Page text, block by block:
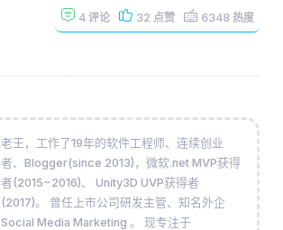
4 评论 32 点赞 6348 热度
老王，工作了19年的软件工程师、连续创业
者、Blogger(since 2013)，微软.net MVP获得
者(2015~2016)、 Unity3D UVP获得者
(2017)。 曾任上市公司研发主管、知名外企
Social Media Marketing 。 现专注于